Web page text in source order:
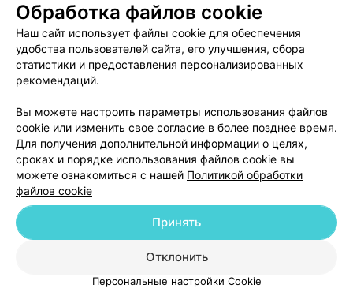
Пользовательское соглашение
Способы оплаты
Вакансии
Партнеры
Написать руководителю 103.by
Обработка персональных данных
© 2026 ООО «Артокс Лаб», УНП 191700409
| 220012, Республика Беларусь,
г. Минск, улица Толбухина, 2, пом. 16 | help@103.by
Служба поддержки +375 291212755
Обработка файлов cookie
Наш сайт использует файлы cookie для обеспечения
удобства пользователей сайта, его улучшения, сбора
статистики и предоставления персонализированных
рекомендаций.
Вы можете настроить параметры использования файлов
cookie или изменить свое согласие в более позднее время.
Для получения дополнительной информации о целях,
сроках и порядке использования файлов cookie вы
можете ознакомиться с нашей Политикой обработки
файлов cookie
Отклонить
Принять
Персональные настройки Cookie